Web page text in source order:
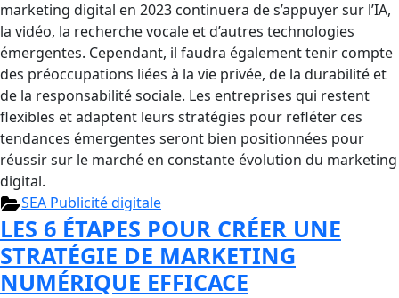
marketing digital en 2023 continuera de s’appuyer sur l’IA,
la vidéo, la recherche vocale et d’autres technologies
émergentes. Cependant, il faudra également tenir compte
des préoccupations liées à la vie privée, de la durabilité et
de la responsabilité sociale. Les entreprises qui restent
flexibles et adaptent leurs stratégies pour refléter ces
tendances émergentes seront bien positionnées pour
réussir sur le marché en constante évolution du marketing
digital.
SEA Publicité digitale
LES 6 ÉTAPES POUR CRÉER UNE
STRATÉGIE DE MARKETING
NUMÉRIQUE EFFICACE